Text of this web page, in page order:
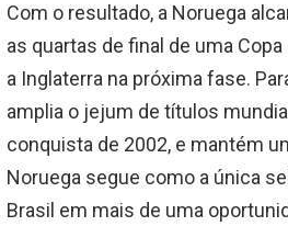
Com o resultado, a Noruega
as quartas de final de uma
a Inglaterra na próxima fase.
amplia o jejum de títulos
conquista de 2002, e mantém
Noruega segue como a única
Brasil em mais de uma